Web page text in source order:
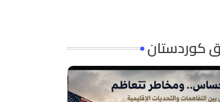
كوردستان